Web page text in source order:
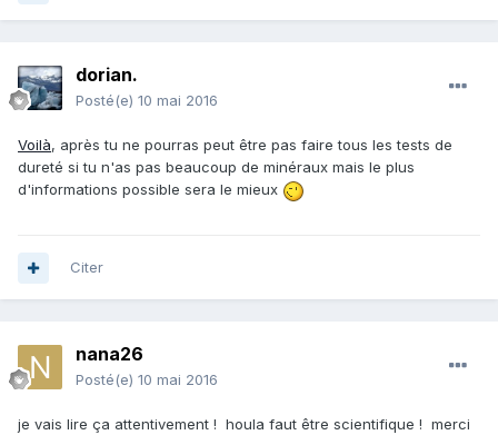
dorian.
Posté(e) 10 mai 2016
Voilà, après tu ne pourras peut être pas faire tous les tests de
dureté si tu n'as pas beaucoup de minéraux mais le plus
d'informations possible sera le mieux
Citer
nana26
Posté(e) 10 mai 2016
je vais lire ça attentivement ! houla faut être scientifique ! merci